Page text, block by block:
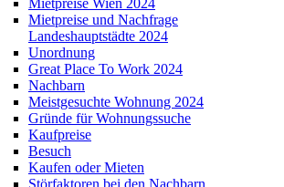
Mietpreise Wien 2024
Mietpreise und Nachfrage
Landeshauptstädte 2024
Unordnung
Great Place To Work 2024
Nachbarn
Meistgesuchte Wohnung 2024
Gründe für Wohnungssuche
Kaufpreise
Besuch
Kaufen oder Mieten
Störfaktoren bei den Nachbarn